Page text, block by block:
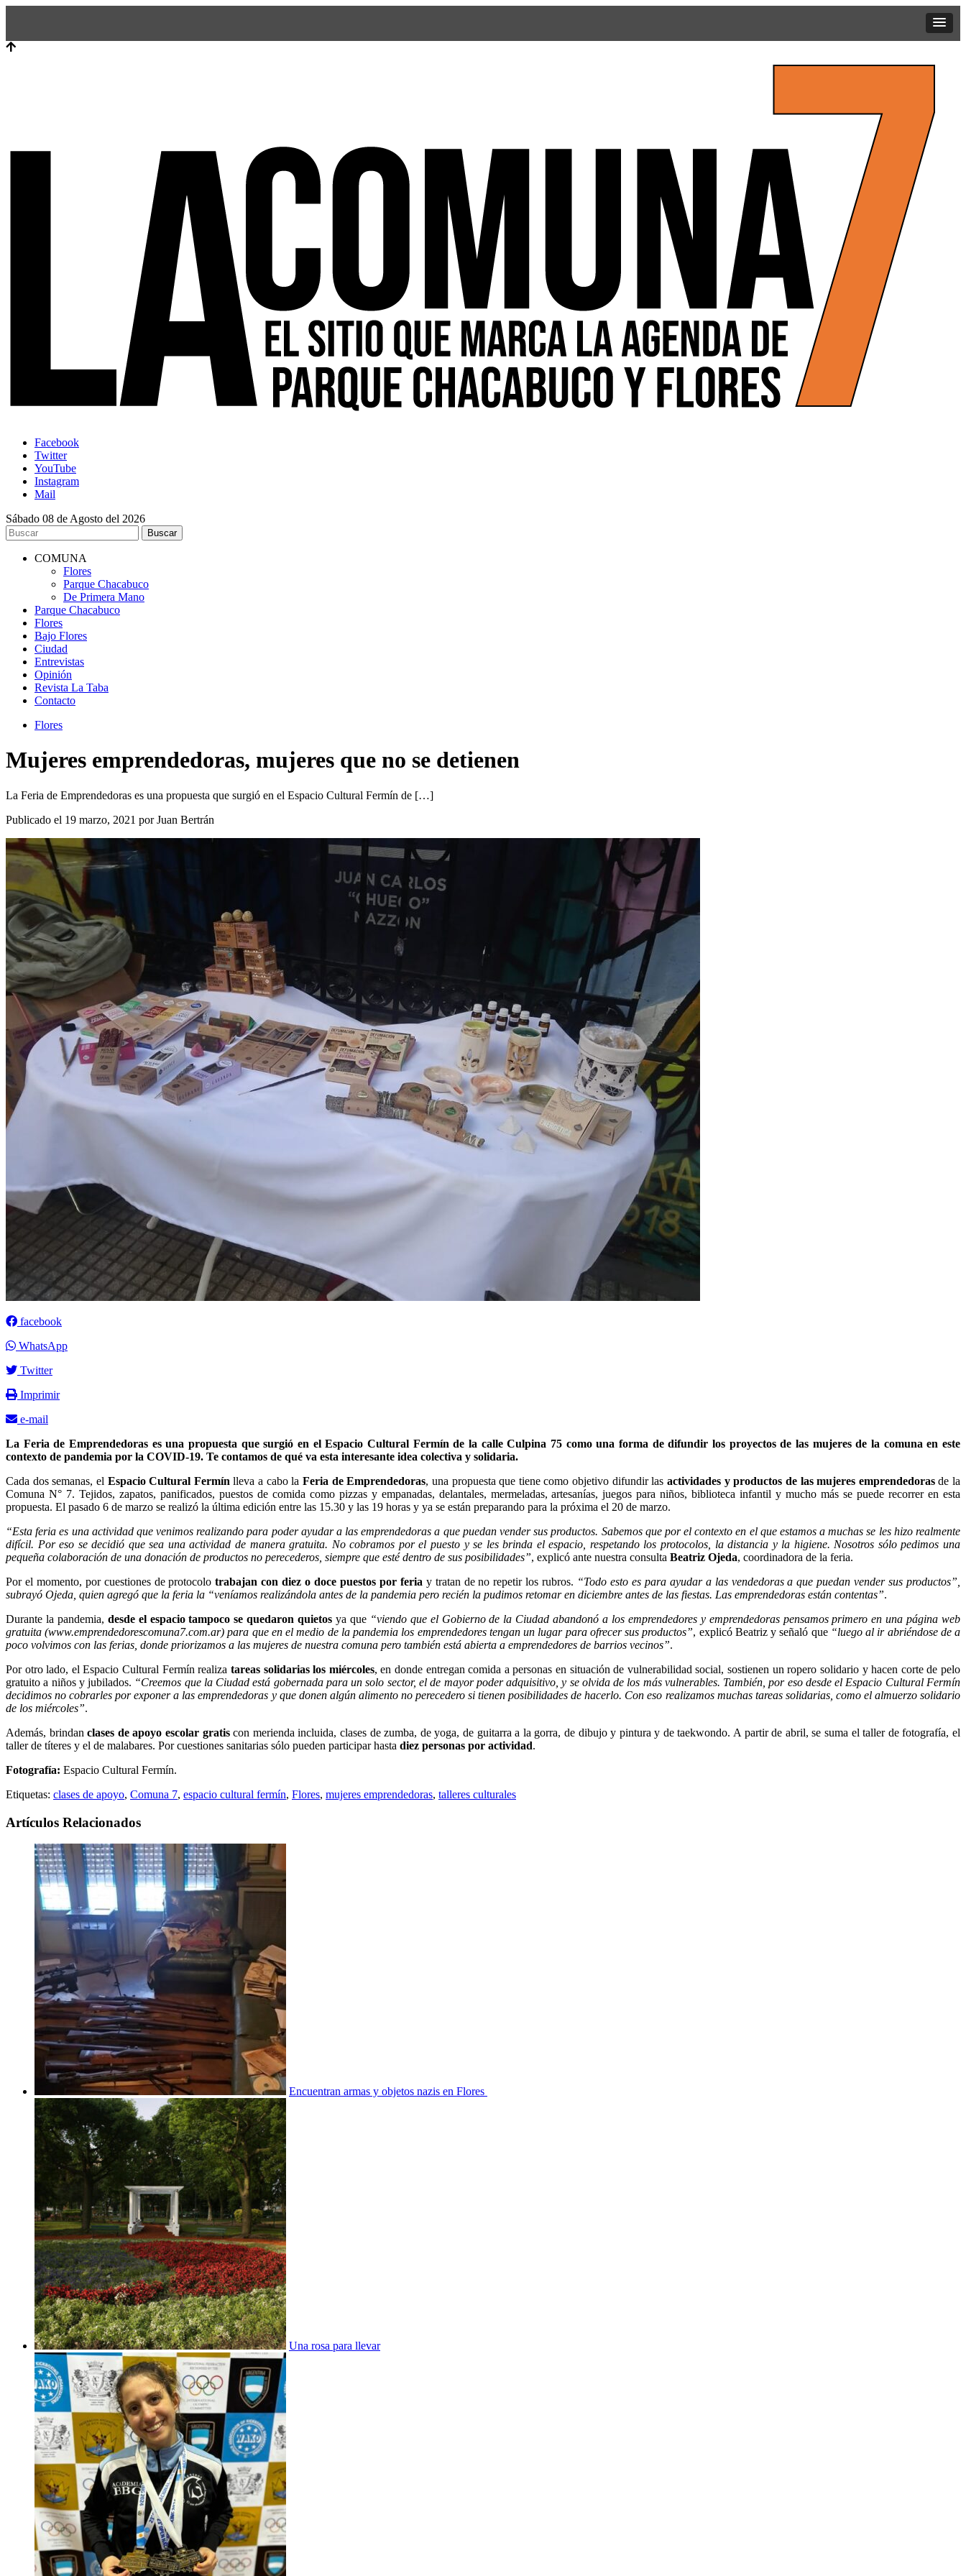
Facebook
Twitter
YouTube
Instagram
Mail
Sábado 08 de Agosto del 2026
COMUNA
Flores
Parque Chacabuco
De Primera Mano
Parque Chacabuco
Flores
Bajo Flores
Ciudad
Entrevistas
Opinión
Revista La Taba
Contacto
Flores
Mujeres emprendedoras, mujeres que no se detienen
La Feria de Emprendedoras es una propuesta que surgió en el Espacio Cultural Fermín de […]
Publicado el 19 marzo, 2021 por Juan Bertrán
facebook
WhatsApp
Twitter
Imprimir
e-mail
La Feria de Emprendedoras es una propuesta que surgió en el Espacio Cultural Fermín de la calle Culpina 75 como una forma de difundir los proyectos de las mujeres de la comuna en este
contexto de pandemia por la COVID-19. Te contamos de qué va esta interesante idea colectiva y solidaria.
Cada dos semanas, el Espacio Cultural Fermín lleva a cabo la Feria de Emprendedoras, una propuesta que tiene como objetivo difundir las actividades y productos de las mujeres emprendedorasde la
Comuna N° 7. Tejidos, zapatos, panificados, puestos de comida como pizzas y empanadas, delantales, mermeladas, artesanías, juegos para niños, biblioteca infantil y mucho más se puede recorrer en esta
propuesta. El pasado 6 de marzo se realizó la última edición entre las 15.30 y las 19 horas y ya se están preparando para la próxima el 20 de marzo.
“Esta feria es una actividad que venimos realizando para poder ayudar a las emprendedoras a que puedan vender sus productos. Sabemos que por el contexto en el que estamos a muchas se les hizo realmente
difícil. Por eso se decidió que sea una actividad de manera gratuita. No cobramos por el puesto y se les brinda el espacio, respetando los protocolos, la distancia y la higiene. Nosotros sólo pedimos una
pequeña colaboración de una donación de productos no perecederos, siempre que esté dentro de sus posibilidades”, explicó ante nuestra consulta Beatriz Ojeda, coordinadora de la feria.
Por el momento, por cuestiones de protocolotrabajan con diez o doce puestos por feria y tratan de no repetir los rubros. “Todo esto es para ayudar a las vendedoras a que puedan vender sus productos”,
subrayó Ojeda, quien agregó que la feria la “veníamos realizándola antes de la pandemia pero recién la pudimos retomar en diciembre antes de las fiestas. Las emprendedoras están contentas”.
Durante la pandemia, desde el espacio tampoco se quedaron quietos ya que “viendo que el Gobierno de la Ciudad abandonó a los emprendedores y emprendedoras pensamos primero en una página web
gratuita (www.emprendedorescomuna7.com.ar) para que en el medio de la pandemia los emprendedores tengan un lugar para ofrecer sus productos”, explicó Beatriz y señaló que “luego al ir abriéndose de a
poco volvimos con las ferias, donde priorizamos a las mujeres de nuestra comuna pero también está abierta a emprendedores de barrios vecinos”.
Por otro lado, el Espacio Cultural Fermín realiza tareas solidarias los miércoles, en donde entregan comida a personas en situación de vulnerabilidad social, sostienen un ropero solidario y hacen corte de pelo
gratuito a niños y jubilados. “Creemos que la Ciudad está gobernada para un solo sector, el de mayor poder adquisitivo, y se olvida de los más vulnerables. También, por eso desde el Espacio Cultural Fermín
decidimos no cobrarles por exponer a las emprendedoras y que donen algún alimento no perecedero si tienen posibilidades de hacerlo. Con eso realizamos muchas tareas solidarias, como el almuerzo solidario
de los miércoles”.
Además, brindanclases de apoyo escolar gratiscon merienda incluida, clases de zumba, de yoga, de guitarra a la gorra, de dibujo y pintura y de taekwondo. A partir de abril, se suma el taller de fotografía, el
taller de títeres y el de malabares. Por cuestiones sanitarias sólo pueden participar hasta diez personas por actividad.
Fotografía: Espacio Cultural Fermín.
Etiquetas: clases de apoyo, Comuna 7, espacio cultural fermín, Flores, mujeres emprendedoras, talleres culturales
Artículos Relacionados
Encuentran armas y objetos nazis en Flores
Una rosa para llevar